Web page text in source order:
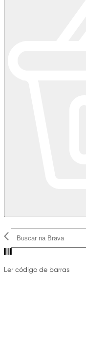
Ler código de barras